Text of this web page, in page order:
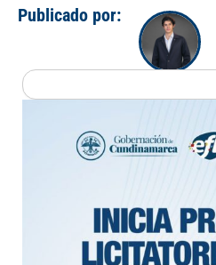
Publicado por:
Search